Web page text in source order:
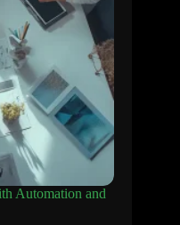
Automation and